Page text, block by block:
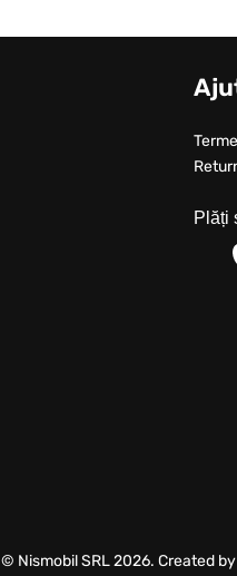
Plăți
© Nismobil SRL 2026. Created